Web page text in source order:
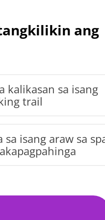
ang
kalikasan sa isang
trail
sa isang araw sa